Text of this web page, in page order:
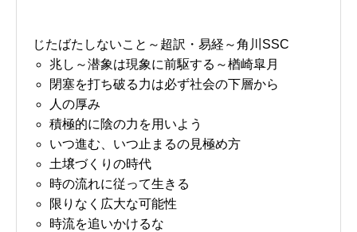
じたばたしないこと～超訳・易経～角川SSC
兆し～潜象は現象に前駆する～楢崎皐月
閉塞を打ち破る力は必ず社会の下層から
人の厚み
積極的に陰の力を用いよう
いつ進む、いつ止まるの見極め方
土壌づくりの時代
時の流れに従って生きる
限りなく広大な可能性
時流を追いかけるな